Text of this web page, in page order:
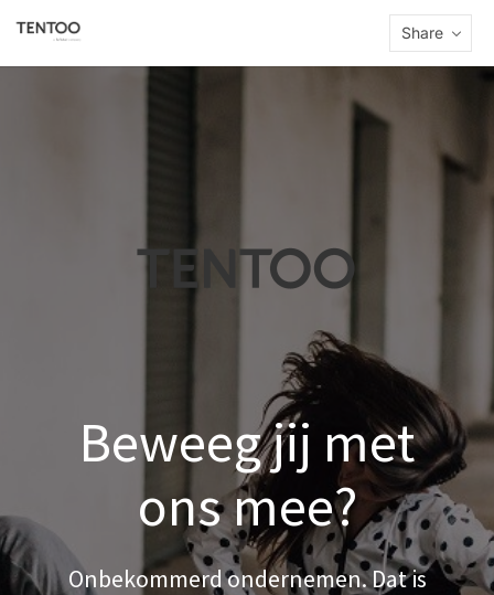
Share
Beweeg jij met
ons mee?
Onbekommerd ondernemen. Dat is